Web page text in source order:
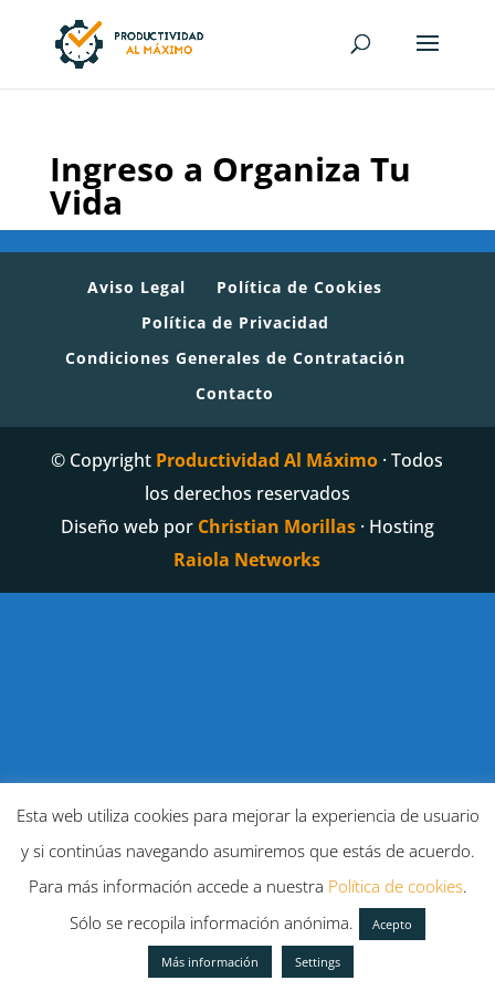
Ingreso a Organiza Tu
Vida
Aviso Legal
Política de Cookies
Política de Privacidad
Condiciones Generales de Contratación
Contacto
© Copyright Productividad Al Máximo · Todos
los derechos reservados
Diseño web por Christian Morillas· Hosting
Raiola Networks
Esta web utiliza cookies para mejorar la experiencia de usuario
y si continúas navegando asumiremos que estás de acuerdo.
Para más información accede a nuestra Política de cookies.
Sólo se recopila información anónima.
Acepto
Más información Settings